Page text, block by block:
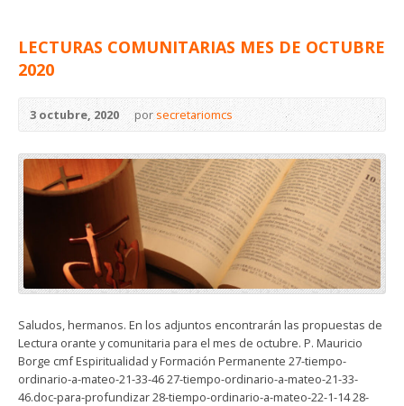
LECTURAS COMUNITARIAS MES DE OCTUBRE
2020
3 octubre, 2020 por secretariomcs
Saludos, hermanos. En los adjuntos encontrarán las propuestas de
Lectura orante y comunitaria para el mes de octubre. P. Mauricio
Borge cmf Espiritualidad y Formación Permanente 27-tiempo-
ordinario-a-mateo-21-33-46 27-tiempo-ordinario-a-mateo-21-33-
46.doc-para-profundizar 28-tiempo-ordinario-a-mateo-22-1-14 28-